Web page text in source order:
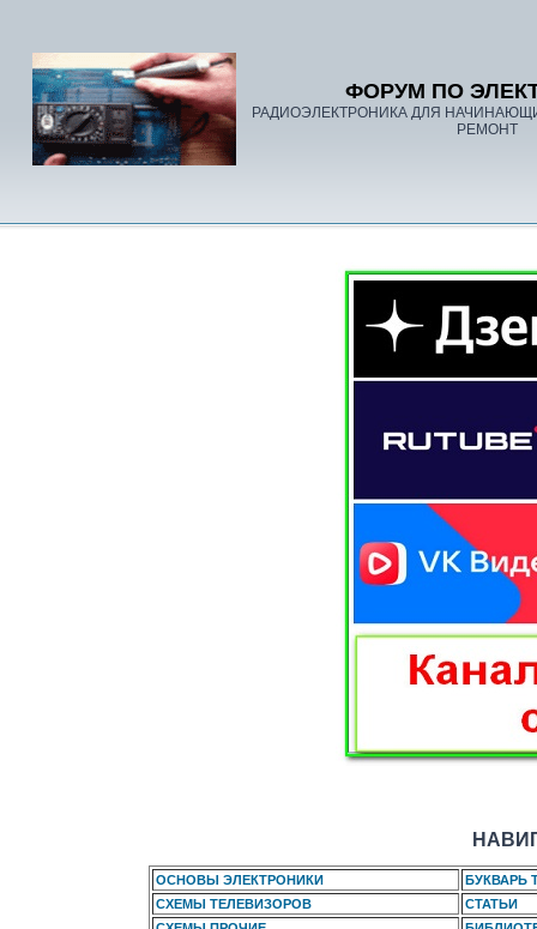
ФОРУМ ПО
РАДИОЭЛЕКТРОНИКА ДЛЯ
РЕМОНТ
ОСНОВЫ ЭЛЕКТРОНИКИ
БУКВАРЬ
СХЕМЫ ТЕЛЕВИЗОРОВ
СТАТЬИ